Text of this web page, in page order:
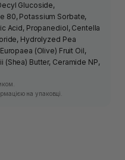
Glucoside,
80, Potassium Sorbate,
Acid, Propanediol, Centella
Hydrolyzed Pea
(Olive) Fruit Oil,
Butter, Ceramide NP,
на упаковці.